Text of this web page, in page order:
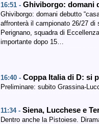
16:51 - Ghiviborgo: domani
Ghiviborgo: domani debutto
affronterà il campionato 26/27 di
Perignano, squadra di
importante dopo 15…
16:40 - Coppa Italia di D: si
Preliminare: subito Grassina-
11:34 - Siena, Lucchese e
Dentro anche la Pistoiese.